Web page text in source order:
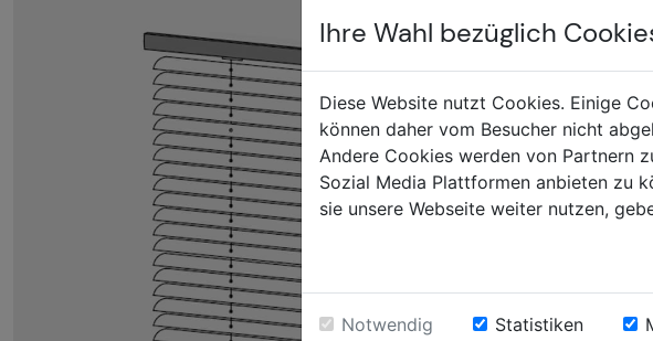
Sonnen +
Insektenschutz
Anfrage
Ihre Wahl bezüglich
Diese Website nutzt Cookies. Einige
können daher vom Besucher nicht
Andere Cookies werden von Partnern
Sozial Media Plattformen anbieten zu
sie unsere Webseite weiter nutzen,
Notwendig Statistiken